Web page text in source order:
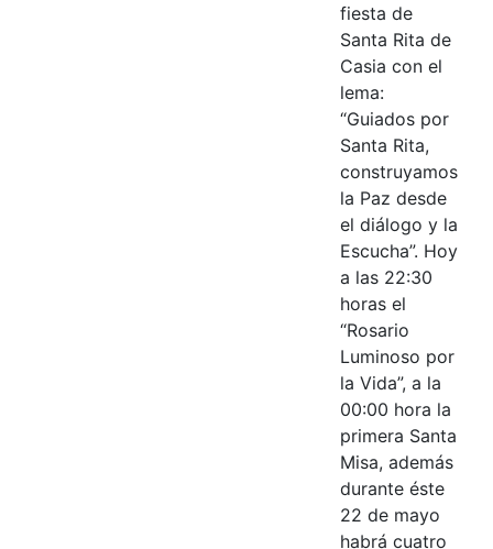
fiesta de
Santa Rita de
Casia con el
lema:
“Guiados por
Santa Rita,
construyamos
la Paz desde
el diálogo y la
Escucha”. Hoy
a las 22:30
horas el
“Rosario
Luminoso por
la Vida”, a la
00:00 hora la
primera Santa
Misa, además
durante éste
22 de mayo
habrá cuatro